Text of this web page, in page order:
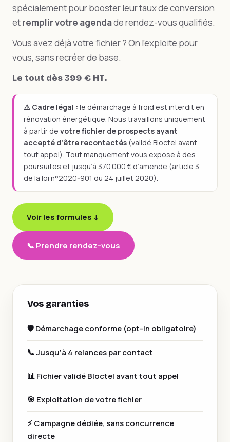
spécialement pour booster leur taux de conversion
etremplir votre agendade rendez-vous qualifiés.
Vous avez déjà votre fichier ? On l’exploite pour
vous, sans recréer de base.
Le tout dès 399 € HT.
⚠️ Cadre légal : le démarchage à froid est interdit en
rénovation énergétique. Nous travaillons uniquement
à partir de votre fichier de prospects ayant
accepté d’être recontactés (validé Bloctel avant
tout appel). Tout manquement vous expose à des
poursuites et jusqu’à 370 000 € d’amende (article 3
de la loi n°2020-901 du 24 juillet 2020).
Voir les formules ↓
📞 Prendre rendez-vous
Vos garanties
🛡️ Démarchage conforme (opt-in obligatoire)
📞 Jusqu’à 4 relances par contact
📊 Fichier validé Bloctel avant tout appel
🎯 Exploitation de votre fichier
⚡ Campagne dédiée, sans concurrence
directe